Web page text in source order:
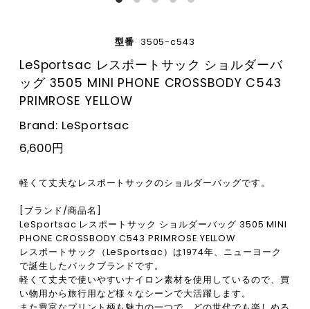
型番 3505-c543
LeSportsac レスポートサック ショルダーバ
ッグ 3505 MINI PHONE CROSSBODY C543
PRIMROSE YELLOW
Brand: LeSportsac
6,600円
軽くて丈夫なレスポートサックのショルダーバッグです。
[ブランド/商品名]
LeSportsac レスポートサック ショルダーバッグ 3505 MINI
PHONE CROSSBODY C543 PRIMROSE YELLOW
レスポートサック（LeSportsac）は1974年、ニューヨーク
で誕生したバックブランドです。
軽くて丈夫で使いやすいナイロン素材を使用しているので、買
い物用から旅行用など様々なシーンで大活躍します。